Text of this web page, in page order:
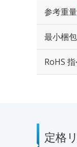
参考重量
最小梱
RoHS
定格